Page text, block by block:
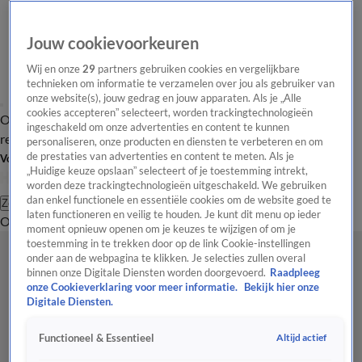
Overzicht Laatste nieuws Regionieuws Het beste van Hart
Tip de
redactie
Volg Hart van Nederland
Zoeken
OverzichtRegioUitzendingenWeerTip de redactiePanelVideo's
Jouw cookievoorkeuren
Wij en onze29 partners gebruiken cookies en vergelijkbare
technieken om informatie te verzamelen over jou als gebruiker van
onze website(s), jouw gedrag en jouw apparaten. Als je „Alle
cookies accepteren” selecteert, worden trackingtechnologieën
ingeschakeld om onze advertenties en content te kunnen
personaliseren, onze producten en diensten te verbeteren en om
de prestaties van advertenties en content te meten. Als je
„Huidige keuze opslaan” selecteert of je toestemming intrekt,
worden deze trackingtechnologieën uitgeschakeld. We gebruiken
dan enkel functionele en essentiële cookies om de website goed te
laten functioneren en veilig te houden. Je kunt dit menu op ieder
moment opnieuw openen om je keuzes te wijzigen of om je
toestemming in te trekken door op de link Cookie-instellingen
onder aan de webpagina te klikken. Je selecties zullen overal
binnen onze Digitale Diensten worden doorgevoerd. Raadpleeg
onze Cookieverklaring voor meer informatie.
Bekijk hier onze
Digitale Diensten.
Functioneel & Essentieel Altijd actief